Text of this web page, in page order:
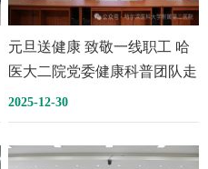
元旦送健康 致敬一线职工 哈
医大二院党委健康科普团队走
进哈西火车站
2025-12-30